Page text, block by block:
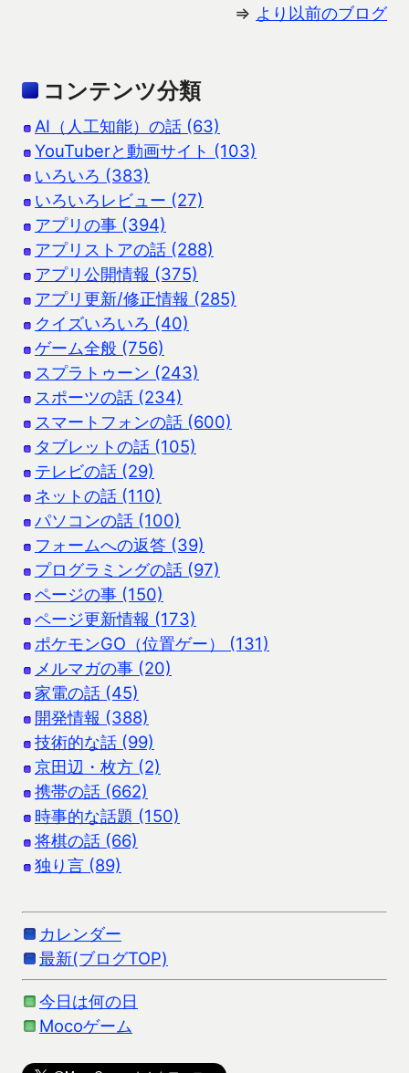
⇒ より以前のブログ
コンテンツ分類
AI（人工知能）の話 (63)
YouTuberと動画サイト (103)
いろいろ (383)
いろいろレビュー (27)
アプリの事 (394)
アプリストアの話 (288)
アプリ公開情報 (375)
アプリ更新/修正情報 (285)
クイズいろいろ (40)
ゲーム全般 (756)
スプラトゥーン (243)
スポーツの話 (234)
スマートフォンの話 (600)
タブレットの話 (105)
テレビの話 (29)
ネットの話 (110)
パソコンの話 (100)
フォームへの返答 (39)
プログラミングの話 (97)
ページの事 (150)
ページ更新情報 (173)
ポケモンGO（位置ゲー） (131)
メルマガの事 (20)
家電の話 (45)
開発情報 (388)
技術的な話 (99)
京田辺・枚方 (2)
携帯の話 (662)
時事的な話題 (150)
将棋の話 (66)
独り言 (89)
カレンダー
最新(ブログTOP)
今日は何の日
Mocoゲーム